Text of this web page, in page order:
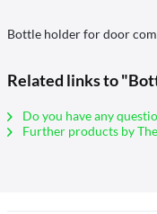
Bottle holder for door
Related links to
Do you have any
Further products by